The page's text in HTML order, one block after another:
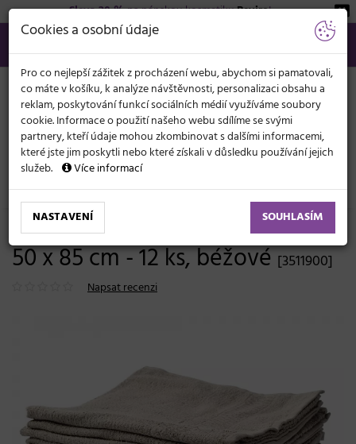
Sleva 20 %na pánskou kosmetikuBeviro!
566 440 099
info@svetkadernictvi.cz
Po−pá: 8−17
Vše o nákupu Kč
KATEGORIE
MENU
Kadeřnické potřeby Ručníky
Bavlněné ručníky Sibel Bob Tuo -
50 x 85 cm - 12 ks, béžové [3511900]
Napsat recenzi
Cookies a osobní údaje
Pro co nejlepší zážitek z procházení webu, abychom si pamatovali,
co máte v košíku, k analýze návštěvnosti, personalizaci obsahu a
reklam, poskytování funkcí sociálních médií využíváme soubory
cookie. Informace o použití našeho webu sdílíme se svými
partnery, kteří údaje mohou zkombinovat s dalšími informacemi,
které jste jim poskytli nebo které získali v důsledku používání jejich
služeb.
Více informací
NASTAVENÍ SOUHLASÍM